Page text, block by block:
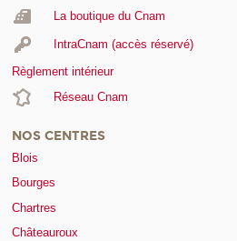
La boutique du Cnam
IntraCnam (accès réservé)
Règlement intérieur
Réseau Cnam
NOS CENTRES
Blois
Bourges
Chartres
Châteauroux